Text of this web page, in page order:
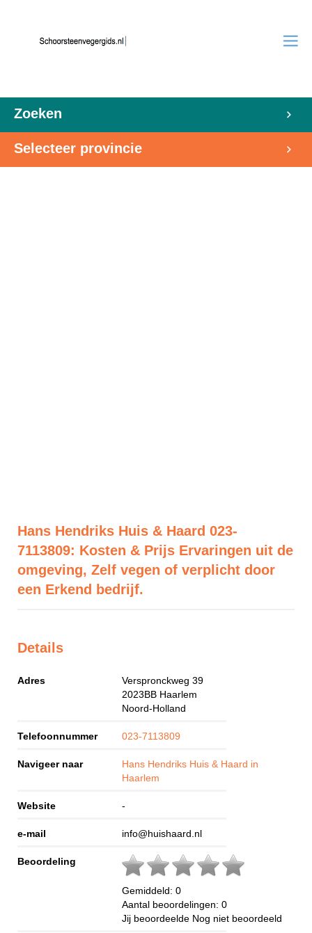
Zoeken
Selecteer provincie
Hans Hendriks Huis & Haard 023-
7113809: Kosten & Prijs Ervaringen uit de
omgeving, Zelf vegen of verplicht door
een Erkend bedrijf.
Details
Adres
Verspronckweg 39
2023BB Haarlem
Noord-Holland
Telefoonnummer 023-7113809
Navigeer naar
Hans Hendriks Huis & Haard in
Haarlem
Website -
e-mail info@huishaard.nl
Beoordeling
Gemiddeld: 0
Aantal beoordelingen: 0
Jij beoordeelde Nog niet beoordeeld